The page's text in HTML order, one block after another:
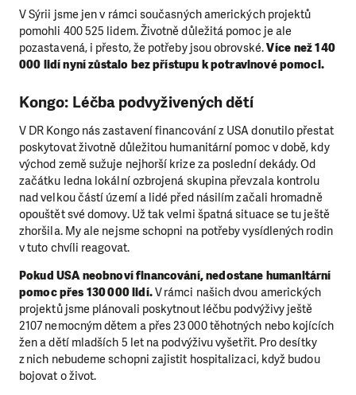
V Sýrii jsme jen v rámci současných amerických projektů
pomohli 400 525 lidem. Životně důležitá pomoc je ale
pozastavená, i přesto, že potřeby jsou obrovské.Více než 140
000 lidí nyní zůstalo bez přístupu k potravinové pomoci.
Kongo: Léčba podvyživených dětí
V DR Kongo nás zastavení financování z USA donutilo přestat
poskytovat životně důležitou humanitární pomoc v době, kdy
východ země sužuje nejhorší krize za poslední dekády. Od
začátku ledna lokální ozbrojená skupina převzala kontrolu
nad velkou částí území a lidé před násilím začali hromadně
opouštět své domovy. Už tak velmi špatná situace se tu ještě
zhoršila. My ale nejsme schopni na potřeby vysídlených rodin
v tuto chvíli reagovat.
Pokud USA neobnoví financování, nedostane humanitární
pomoc přes 130 000 lidí.V rámci našich dvou amerických
projektů jsme plánovali poskytnout léčbu podvýživy ještě
2107 nemocným dětem a přes 23 000 těhotných nebo kojících
žen a dětí mladších 5 let na podvýživu vyšetřit. Pro desítky
z nich nebudeme schopni zajistit hospitalizaci, když budou
bojovat o život.